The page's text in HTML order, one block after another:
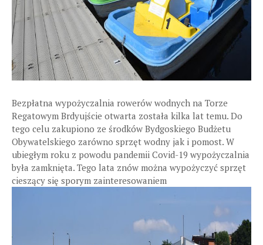
Bezpłatna wypożyczalnia rowerów wodnych na Torze
Regatowym Brdyujście otwarta została kilka lat temu. Do
tego celu zakupiono ze środków Bydgoskiego Budżetu
Obywatelskiego zarówno sprzęt wodny jak i pomost. W
ubiegłym roku z powodu pandemii Covid-19 wypożyczalnia
była zamknięta. Tego lata znów można wypożyczyć sprzęt
cieszący się sporym zainteresowaniem